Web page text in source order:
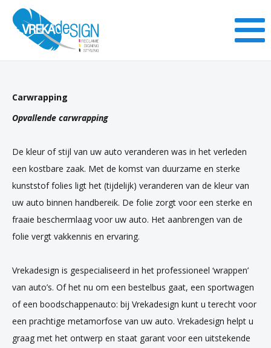
Carwrapping
Opvallende carwrapping
De kleur of stijl van uw auto veranderen was in het verleden
een kostbare zaak. Met de komst van duurzame en sterke
kunststof folies ligt het (tijdelijk) veranderen van de kleur van
uw auto binnen handbereik. De folie zorgt voor een sterke en
fraaie beschermlaag voor uw auto. Het aanbrengen van de
folie vergt vakkennis en ervaring.
Vrekadesign is gespecialiseerd in het professioneel ‘wrappen’
van auto’s. Of het nu om een bestelbus gaat, een sportwagen
of een boodschappenauto: bij Vrekadesign kunt u terecht voor
een prachtige metamorfose van uw auto. Vrekadesign helpt u
graag met het ontwerp en staat garant voor een uitstekende